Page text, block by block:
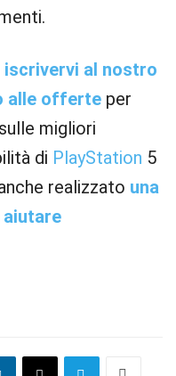
iscrivervi al nostro
alle offerte per
migliori
di PlayStation 5
realizzato una